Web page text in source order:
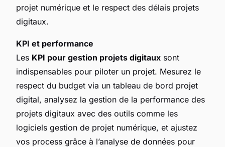
projet numérique et le respect des délais projets
digitaux.
KPI et performance
Les KPI pour gestion projets digitaux sont
indispensables pour piloter un projet. Mesurez le
respect du budget via un tableau de bord projet
digital, analysez la gestion de la performance des
projets digitaux avec des outils comme les
logiciels gestion de projet numérique, et ajustez
vos process grâce à l’analyse de données pour